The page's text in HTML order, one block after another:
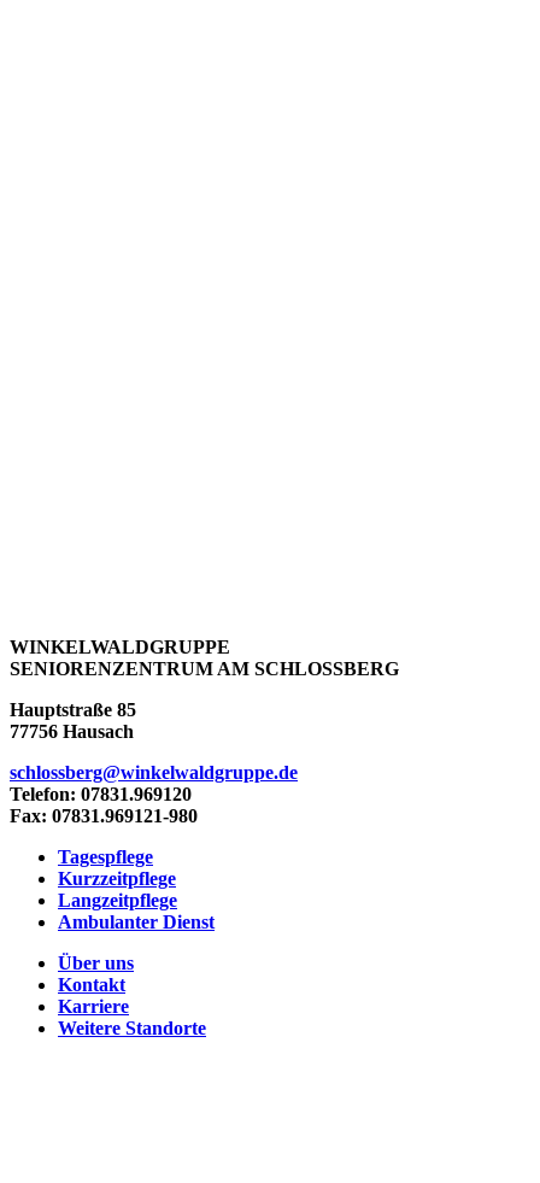
WINKELWALDGRUPPE
SENIORENZENTRUM AM SCHLOSSBERG
Hauptstraße 85
77756 Hausach
schlossberg@winkelwaldgruppe.de
Telefon: 07831.969120
Fax: 07831.969121-980
Tagespflege
Kurzzeitpflege
Langzeitpflege
Ambulanter Dienst
Über uns
Kontakt
Karriere
Weitere Standorte